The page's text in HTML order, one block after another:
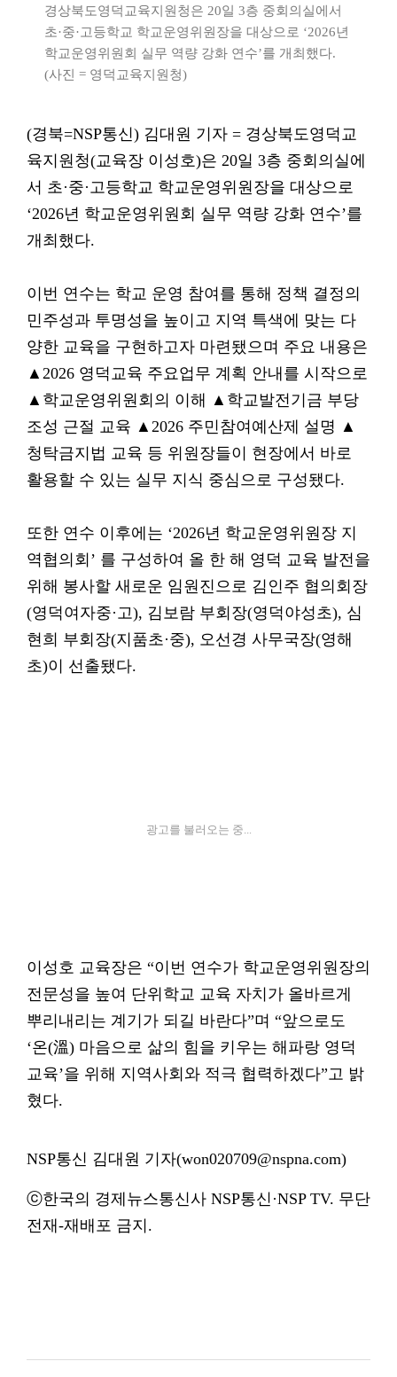
경상북도영덕교육지원청은 20일 3층 중회의실에서
초·중·고등학교 학교운영위원장을 대상으로 ‘2026년
학교운영위원회 실무 역량 강화 연수’를 개최했다.
(사진 = 영덕교육지원청)
(경북=NSP통신) 김대원 기자 = 경상북도영덕교
육지원청(교육장 이성호)은 20일 3층 중회의실에
서 초·중·고등학교 학교운영위원장을 대상으로
‘2026년 학교운영위원회 실무 역량 강화 연수’를
개최했다.
이번 연수는 학교 운영 참여를 통해 정책 결정의
민주성과 투명성을 높이고 지역 특색에 맞는 다
양한 교육을 구현하고자 마련됐으며 주요 내용은
▲2026 영덕교육 주요업무 계획 안내를 시작으로
▲학교운영위원회의 이해 ▲학교발전기금 부당
조성 근절 교육 ▲2026 주민참여예산제 설명 ▲
청탁금지법 교육 등 위원장들이 현장에서 바로
활용할 수 있는 실무 지식 중심으로 구성됐다.
또한 연수 이후에는 ‘2026년 학교운영위원장 지
역협의회’ 를 구성하여 올 한 해 영덕 교육 발전을
위해 봉사할 새로운 임원진으로 김인주 협의회장
(영덕여자중·고), 김보람 부회장(영덕야성초), 심
현희 부회장(지품초·중), 오선경 사무국장(영해
초)이 선출됐다.
광고를 불러오는 중...
이성호 교육장은 “이번 연수가 학교운영위원장의
전문성을 높여 단위학교 교육 자치가 올바르게
뿌리내리는 계기가 되길 바란다”며 “앞으로도
‘온(溫) 마음으로 삶의 힘을 키우는 해파랑 영덕
교육’을 위해 지역사회와 적극 협력하겠다”고 밝
혔다.
NSP통신 김대원 기자(won020709@nspna.com)
ⓒ한국의 경제뉴스통신사 NSP통신·NSP TV. 무단
전재-재배포 금지.